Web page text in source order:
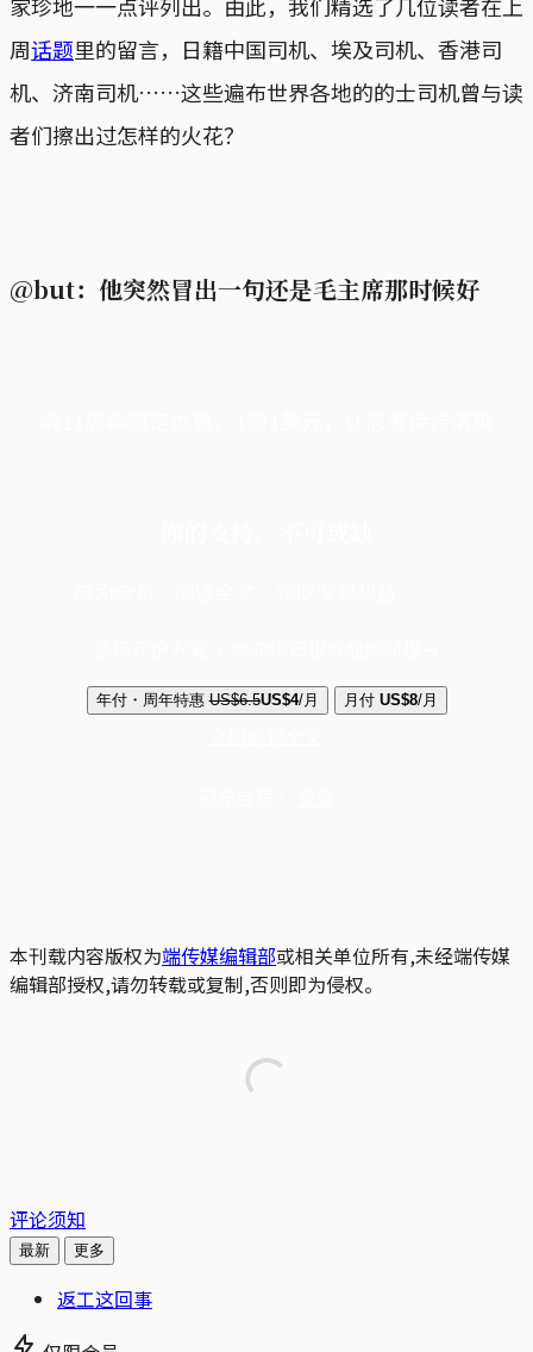
周话题里的留言，日籍中国司机、埃及司机、香港司
机、济南司机……这些遍布世界各地的的士司机曾与读
者们擦出过怎样的火花？
@but：他突然冒出一句还是毛主席那时候好
年付・周年特惠 US$6.5US$4/月 月付 US$8/月
本刊载内容版权为端传媒编辑部或相关单位所有,未经端传媒
编辑部授权,请勿转载或复制,否则即为侵权。
评论须知
最新 更多
返工这回事